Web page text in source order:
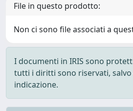
File in questo prodotto:
Non ci sono file associati a
I documenti in IRIS sono
tutti i diritti sono riservati, salvo
indicazione.